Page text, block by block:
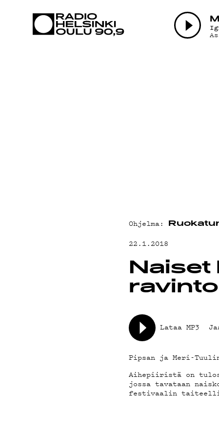
G LIVELAB
YSTÄVÄKLUBI
TIETOSUOJA
Ohjelma:
22.1.2018
Naiset
Lataa MP3
Pipsan ja Meri-
Aihepiiristä on
jossa tavataan
festivaalin